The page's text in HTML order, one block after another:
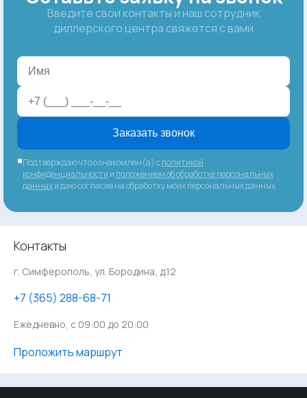
Введите свои контакты и наш сотрудник
диллерского центра свяжется с вами
Заказать звонок
Подтверждаю что ознакомлен(а) сполитикой
конфиденциальности и положением об обработке персональных
данныхи даю согласие на обработку моих персональных данных
Контакты
г. Симферополь, ул. Бородина, д.12
‪+7 (365) 288-68-71
Ежедневно, с 09:00 до 20:00
Проложить маршрут